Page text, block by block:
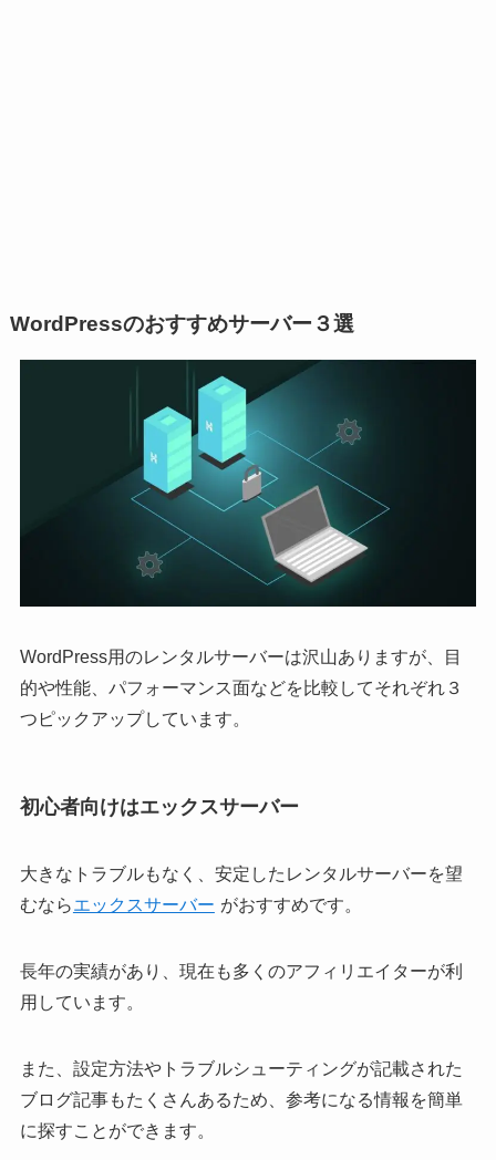
WordPressのおすすめサーバー３選
WordPress用のレンタルサーバーは沢山ありますが、目
的や性能、パフォーマンス面などを比較してそれぞれ３
つピックアップしています。
初心者向けはエックスサーバー
大きなトラブルもなく、安定したレンタルサーバーを望
むならエックスサーバー がおすすめです。
長年の実績があり、現在も多くのアフィリエイターが利
用しています。
また、設定方法やトラブルシューティングが記載された
ブログ記事もたくさんあるため、参考になる情報を簡単
に探すことができます。